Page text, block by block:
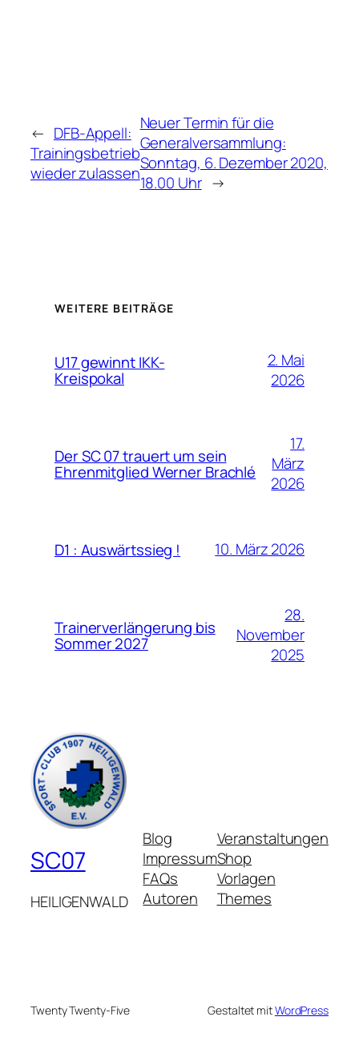
← DFB-Appell:
Trainingsbetrieb
wieder zulassen
Neuer Termin für die
Generalversammlung:
Sonntag, 6. Dezember 2020,
18.00 Uhr →
WEITERE BEITRÄGE
U17 gewinnt IKK-
Kreispokal
2. Mai
2026
Der SC 07 trauert um sein
Ehrenmitglied Werner Brachlé
17.
März
2026
D1 : Auswärtssieg ! 10. März 2026
Trainerverlängerung bis
Sommer 2027
28.
November
2025
SC07
HEILIGENWALD
Blog
Impressum
FAQs
Autoren
Veranstaltungen
Shop
Vorlagen
Themes
Twenty Twenty-Five Gestaltet mitWordPress